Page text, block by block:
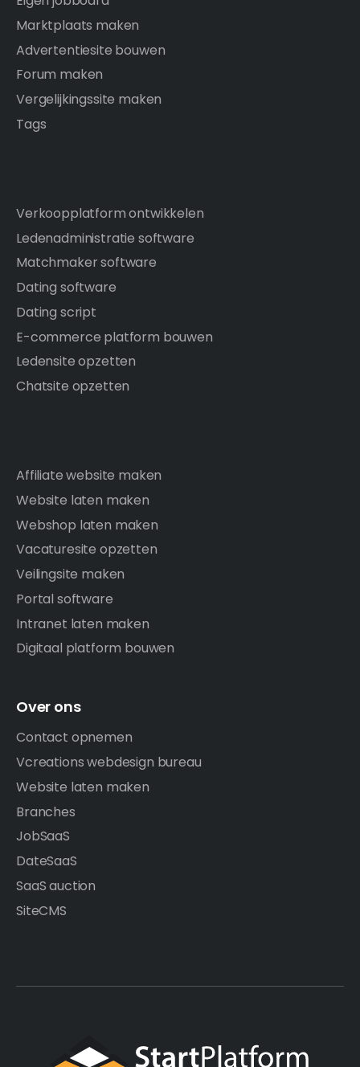
Marktplaats maken
Advertentiesite bouwen
Forum maken
Vergelijkingssite maken
Tags
Verkoopplatform ontwikkelen
Ledenadministratie software
Matchmaker software
Dating software
Dating script
E-commerce platform bouwen
Ledensite opzetten
Chatsite opzetten
Affiliate website maken
Website laten maken
Webshop laten maken
Vacaturesite opzetten
Veilingsite maken
Portal software
Intranet laten maken
Digitaal platform bouwen
Over ons
Contact opnemen
Vcreations webdesign bureau
Website laten maken
Branches
JobSaaS
DateSaaS
SaaS auction
SiteCMS